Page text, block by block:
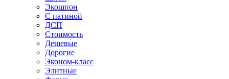
Экошпон
С патиной
ДСП
Стоимость
Дешевые
Дорогие
Эконом-класс
Элитные